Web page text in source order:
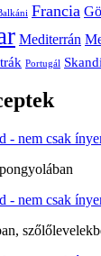
Francia
Mediterrán
Portugál